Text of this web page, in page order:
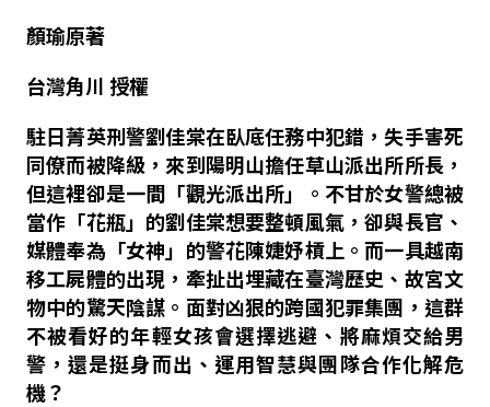
顏瑜原著
台灣角川 授權
駐日菁英刑警劉佳棠在臥底任務中犯錯，失手害死
同僚而被降級，來到陽明山擔任草山派出所所長，
但這裡卻是一間「觀光派出所」。不甘於女警總被
當作「花瓶」的劉佳棠想要整頓風氣，卻與長官、
媒體奉為「女神」的警花陳婕妤槓上。而一具越南
移工屍體的出現，牽扯出埋藏在臺灣歷史、故宮文
物中的驚天陰謀。面對凶狠的跨國犯罪集團，這群
不被看好的年輕女孩會選擇逃避、將麻煩交給男
警，還是挺身而出、運用智慧與團隊合作化解危
機？